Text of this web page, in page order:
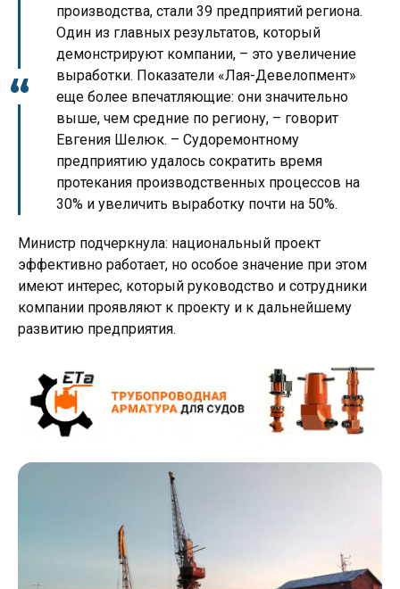
производства, стали 39 предприятий региона.
Один из главных результатов, который
демонстрируют компании, – это увеличение
выработки. Показатели «Лая-Девелопмент»
еще более впечатляющие: они значительно
выше, чем средние по региону, – говорит
Евгения Шелюк. – Судоремонтному
предприятию удалось сократить время
протекания производственных процессов на
30% и увеличить выработку почти на 50%.
Министр подчеркнула: национальный проект
эффективно работает, но особое значение при этом
имеют интерес, который руководство и сотрудники
компании проявляют к проекту и к дальнейшему
развитию предприятия.